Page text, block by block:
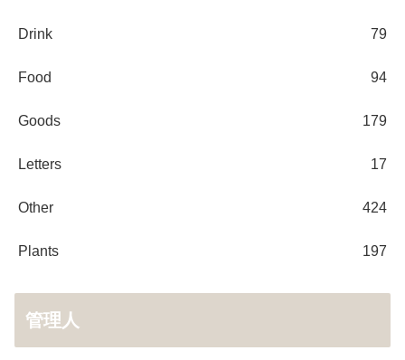
Drink 79
Food 94
Goods 179
Letters 17
Other 424
Plants 197
管理人